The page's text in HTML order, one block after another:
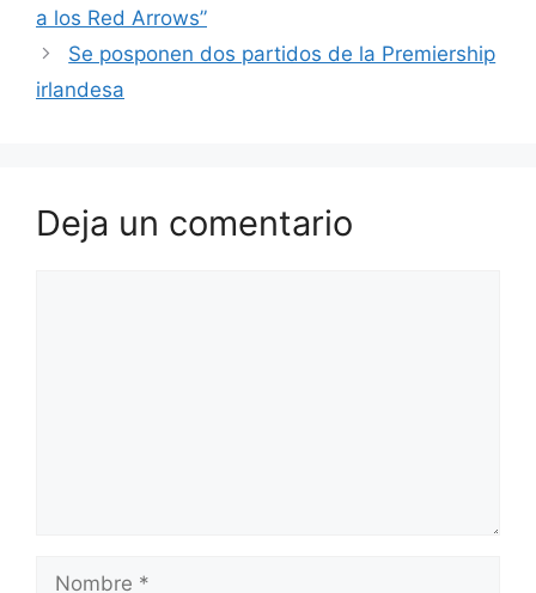
a los Red Arrows”
Se posponen dos partidos de la Premiership
irlandesa
Deja un comentario
Nombre